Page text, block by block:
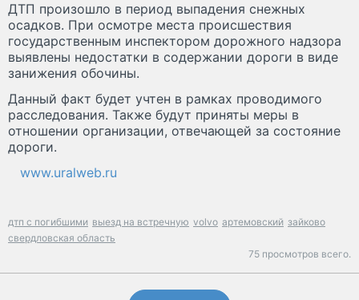
ДТП произошло в период выпадения снежных
осадков. При осмотре места происшествия
государственным инспектором дорожного надзора
выявлены недостатки в содержании дороги в виде
занижения обочины.
Данный факт будет учтен в рамках проводимого
расследования. Также будут приняты меры в
отношении организации, отвечающей за состояние
дороги.
www.uralweb.ru
дтп с погибшими выезд на встречную volvo артемовский зайково
свердловская область
75 просмотров всего.